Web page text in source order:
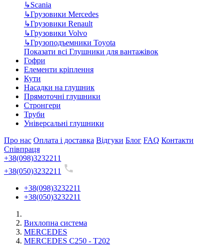
↳Scania
↳Грузовики Mercedes
↳Грузовики Renault
↳Грузовики Volvo
↳Грузоподъемники Toyota
Показати всі Глушники для вантажівок
Гофри
Елементи кріплення
Кути
Насадки на глушник
Прямоточні глушники
Стронгери
Труби
Універсальні глушники
Про нас Оплата і доставка Відгуки Блог FAQ Контакти
Співпраця
+38(098)3232211
+38(050)3232211
+38(098)3232211
+38(050)3232211
Вихлопна система
MERCEDES
MERCEDES C250 - T202